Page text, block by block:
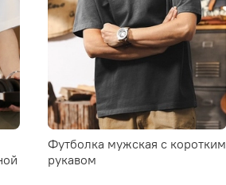
Футболка мужская с коротким
рукавом